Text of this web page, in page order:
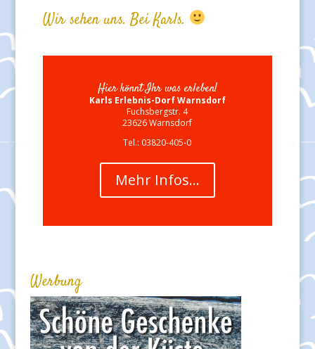
Wir sehen uns. Bei Karls.
Hier könnt Ihr was erleben!
Karls Erlebnis-Dorf Warnsdorf
Fuchsbergstr. 4
23626 Warnsdorf
Tel.: 03820-405-0
Mehr Infos…
Werbung